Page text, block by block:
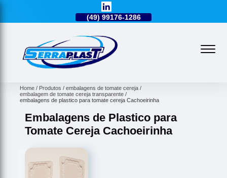
(49)99176-1286
Home Produtos
embalagens de tomate cereja
embalagem de tomate cereja transparente
embalagens de plastico para tomate cereja Cachoeirinha
Embalagens de Plastico para
Tomate Cereja Cachoeirinha